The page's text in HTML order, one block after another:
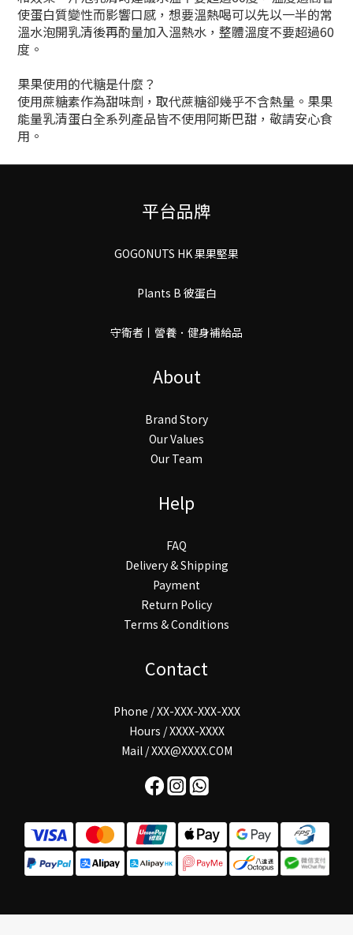
使蛋白質變性而影響口感，想要溫熱喝可以先以一半的常
溫水泡開乳清後再酌量加入溫熱水，整體溫度不要超過60
度。
果果使用的代糖是什麼？
使用蔗糖素作為甜味劑，取代蔗糖卻幾乎不含熱量。果果
能量乳清蛋白全系列產品皆不使用阿斯巴甜，敬請安心食
用。
平台品牌
GOGONUTS HK 果果堅果
Plants B 彼蛋白
守衛者丨謍養．健身補給品
About
Brand Story
Our Values
Our Team
Help
FAQ
Delivery & Shipping
Payment
Return Policy
Terms & Conditions
Contact
Phone / XX-XXX-XXX-XXX
Hours / XXXX-XXXX
Mail / XXX@XXXX.COM